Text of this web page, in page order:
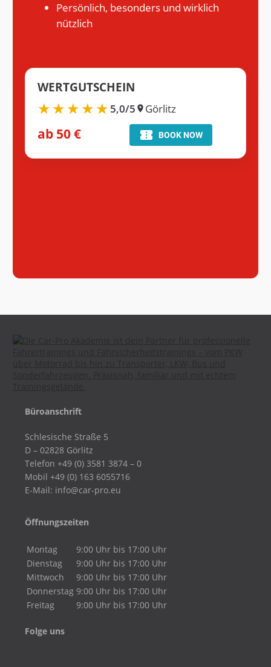
Persönlich, besonders und wirklich
nützlich
WERTGUTSCHEIN
5,0/5 Görlitz
ab 50 €
Büroanschrift
Schlesische Straße 5
D – 02828 Görlitz
Telefon +49 (0) 3581 3874 – 0
Mobil +49 (0) 163 6055716
E-Mail: info@car-pro.eu
Öffnungszeiten
Montag
9:00 Uhr bis 17:00 Uhr
Dienstag
9:00 Uhr bis 17:00 Uhr
Mittwoch
9:00 Uhr bis 17:00 Uhr
Donnerstag 9:00 Uhr bis 17:00 Uhr
Freitag
9:00 Uhr bis 17:00 Uhr
Folge uns